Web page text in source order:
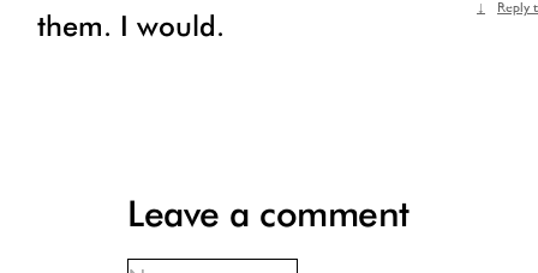
them. I would.
Reply
Leave a comment